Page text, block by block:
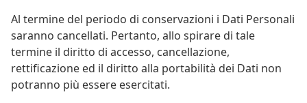
Al termine del periodo di conservazioni i Dati Personali
saranno cancellati. Pertanto, allo spirare di tale
termine il diritto di accesso, cancellazione,
rettificazione ed il diritto alla portabilità dei Dati non
potranno più essere esercitati.